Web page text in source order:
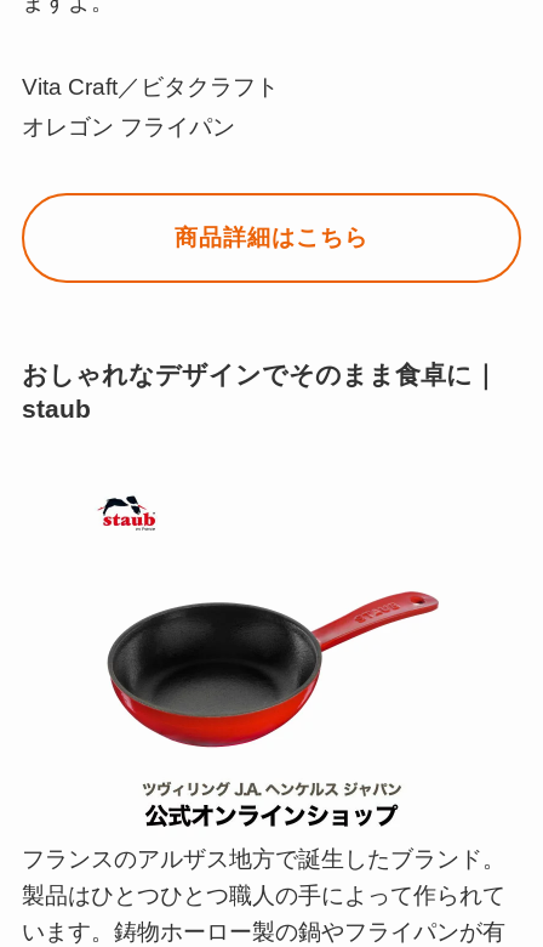
Vita Craft／ビタクラフト
オレゴン フライパン
商品詳細はこちら
おしゃれなデザインでそのまま食卓に｜
staub
フランスのアルザス地方で誕生したブランド。
製品はひとつひとつ職人の手によって作られて
います。鋳物ホーロー製の鍋やフライパンが有